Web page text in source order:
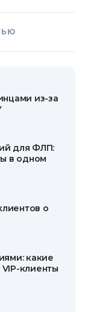
из-за
для ФЛП:
в одном
о
какие
клиенты